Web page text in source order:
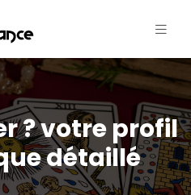
? votre profil
détaillé